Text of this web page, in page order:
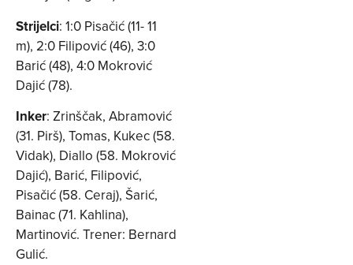
Strijelci: 1:0 Pisačić (11- 11
m), 2:0 Filipović (46), 3:0
Barić (48), 4:0 Mokrović
Dajić (78).
Inker: Zrinščak, Abramović
(31. Pirš), Tomas, Kukec (58.
Vidak), Diallo (58. Mokrović
Dajić), Barić, Filipović,
Pisačić (58. Ceraj), Šarić,
Bainac (71. Kahlina),
Martinović. Trener: Bernard
Gulić.